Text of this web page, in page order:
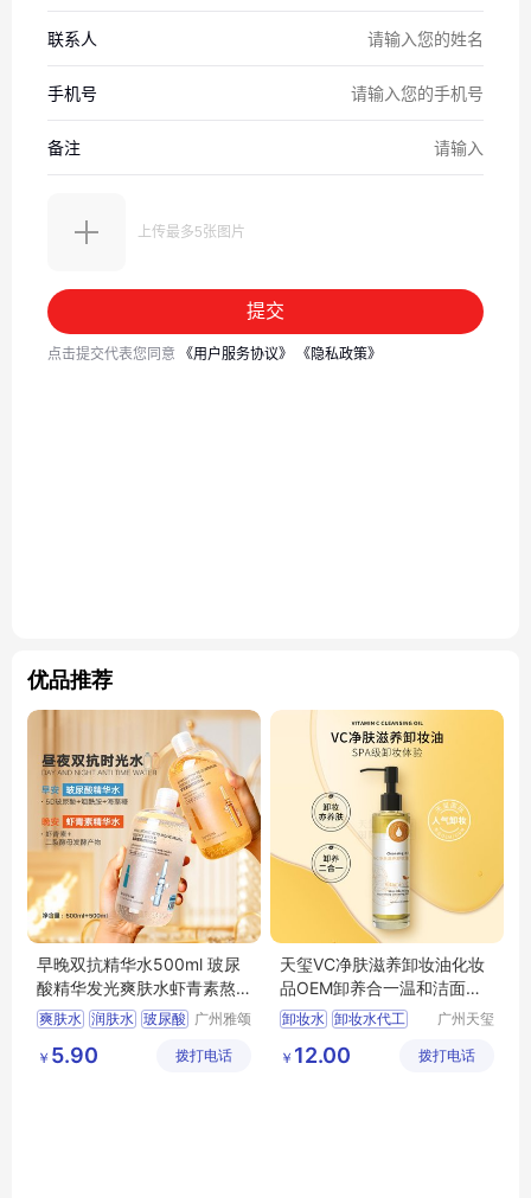
优品推荐
早晚双抗精华水500ml 玻尿
酸精华发光爽肤水虾青素熬
夜急护湿敷水
爽肤水 润肤水 玻尿酸 广州雅颂
造有限公
￥ 5.90 拨打电话
天玺VC净肤滋养卸妆油化妆
品OEM卸养合一温和洁面卸
妆水ODM代加工
卸妆水 卸妆水代工
化妆品厂家
广州天玺
有限公司
￥ 12.00 拨打电话